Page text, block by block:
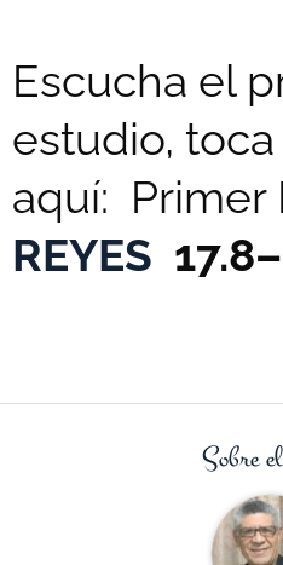
Escucha el
estudio,
aquí: Primer
REYES
Sobre